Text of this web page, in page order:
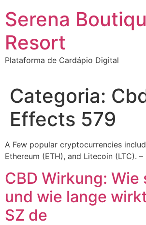
para
conteúdo
Serena
Resort
Plataforma de Cardápio Digital
Categoria:
Effects 579
A Few popular cryptocurrencies
Ethereum (ETH), and Litecoin (LTC). –
CBD Wirkung: Wie
und wie lange
SZ de